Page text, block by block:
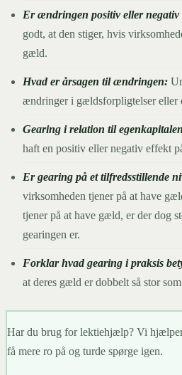
Er ændringen positiv eller
godt, at den stiger, hvis
gæld.
Hvad er årsagen til ændringen:
ændringer i gældsforpligtelser eller
Gearing i relation til
haft en positiv eller negativ effekt
Er gearing på et tilfredsstillende
virksomheden tjener på at have
tjener på at have gæld, er der dog
gearingen er.
Forklar hvad gearing i praksis
at deres gæld er dobbelt så stor
Har du brug for lektiehjælp? Vi
få mere ro på og turde spørge igen.